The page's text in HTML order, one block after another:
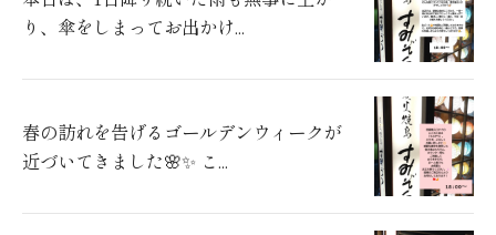
り、傘をしまってお出かけ...
春の訪れを告げるゴールデンウィークが
近づいてきました🌸✨ こ...